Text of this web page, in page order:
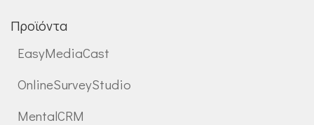
Προϊόντα
EasyMediaCast
OnlineSurveyStudio
MentalCRM